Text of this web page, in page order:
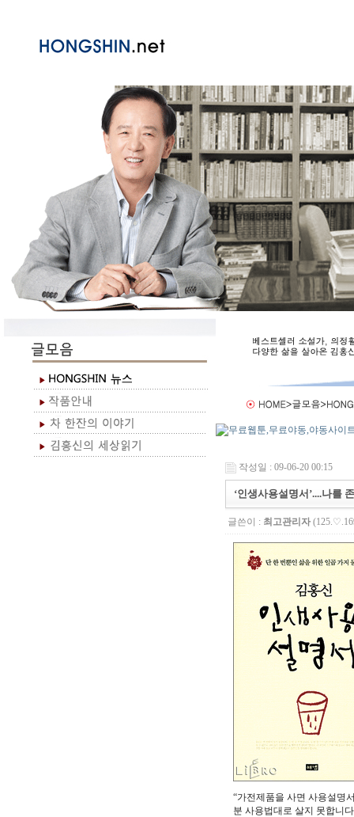
작성일 : 09-06-20 00:15
‘인생사용설명서’....나를
글쓴이 : 최고관리자
“가전제품을 사면 사용설명
분 사용법대로 살지 못합니다